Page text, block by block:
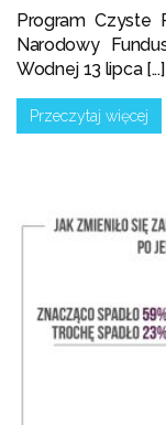
Program Czyste
Narodowy
Wodnej 13 lipca [...]
Przeczytaj więcej